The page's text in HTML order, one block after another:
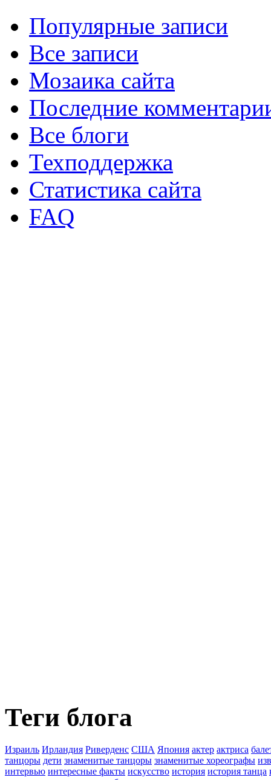
Популярные записи
Все записи
Мозаика сайта
Последние
Все блоги
Техподдержка
Статистика сайта
FAQ
Теги блога
Израиль Ирландия Риверденс США Япония актер актриса
танцоры дети знаменитые танцоры знаменитые хореографы
интервью интересные факты искусство история история танца